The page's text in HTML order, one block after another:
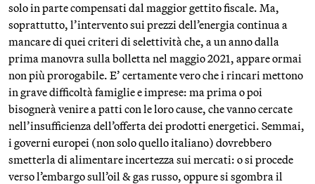
solo in parte compensati dal maggior gettito fiscale. Ma,
soprattutto, l’intervento sui prezzi dell’energia continua a
mancare di quei criteri di selettività che, a un anno dalla
prima manovra sulla bolletta nel maggio 2021, appare ormai
non più prorogabile. E’ certamente vero che i rincari mettono
in grave difficoltà famiglie e imprese: ma prima o poi
bisognerà venire a patti con le loro cause, che vanno cercate
nell’insufficienza dell’offerta dei prodotti energetici. Semmai,
i governi europei (non solo quello italiano) dovrebbero
smetterla di alimentare incertezza sui mercati: o si procede
verso l’embargo sull’oil & gas russo, oppure si sgombra il